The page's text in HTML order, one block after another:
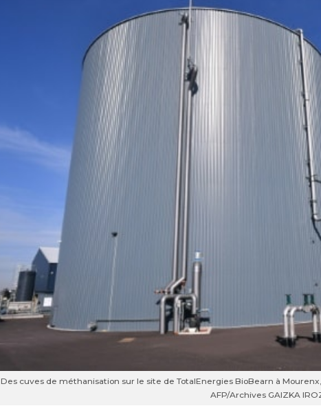
Des cuves de méthanisation sur le site de TotalEnergies BioBearn à
AFP/Archives GAIZKA